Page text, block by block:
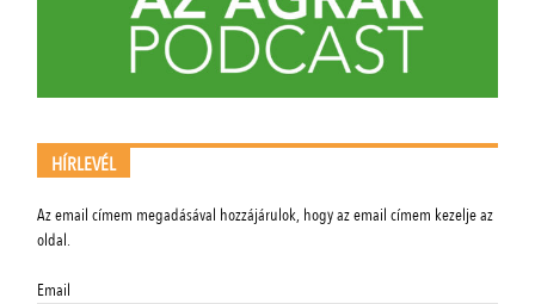
HÍRLEVÉL
Az email címem megadásával hozzájárulok, hogy az email címem kezelje az
oldal.
Email